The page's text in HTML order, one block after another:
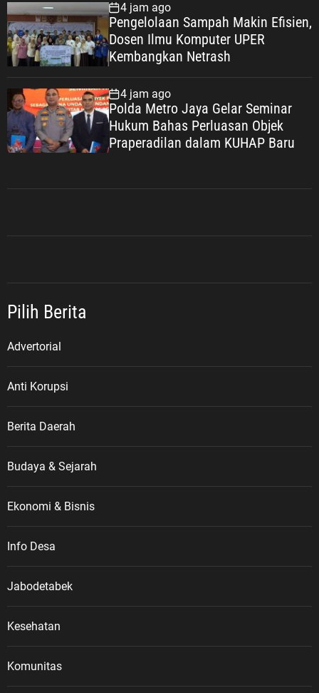
4 jam ago
Pengelolaan Sampah Makin Efisien,
Dosen Ilmu Komputer UPER
Kembangkan Netrash
4 jam ago
Polda Metro Jaya Gelar Seminar
Hukum Bahas Perluasan Objek
Praperadilan dalam KUHAP Baru
Pilih Berita
Advertorial
Anti Korupsi
Berita Daerah
Budaya & Sejarah
Ekonomi & Bisnis
Info Desa
Jabodetabek
Kesehatan
Komunitas